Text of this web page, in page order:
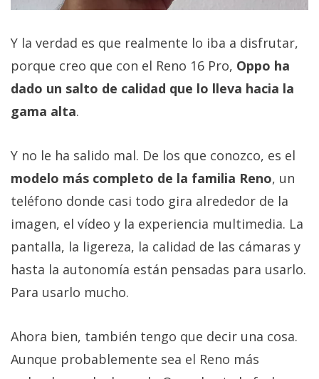
Y la verdad es que realmente lo iba a disfrutar,
porque creo que con el Reno 16 Pro, Oppo ha
dado un salto de calidad que lo lleva hacia la
gama alta.
Y no le ha salido mal. De los que conozco, es el
modelo más completo de la familia Reno, un
teléfono donde casi todo gira alrededor de la
imagen, el vídeo y la experiencia multimedia. La
pantalla, la ligereza, la calidad de las cámaras y
hasta la autonomía están pensadas para usarlo.
Para usarlo mucho.
Ahora bien, también tengo que decir una cosa.
Aunque probablemente sea el Reno más